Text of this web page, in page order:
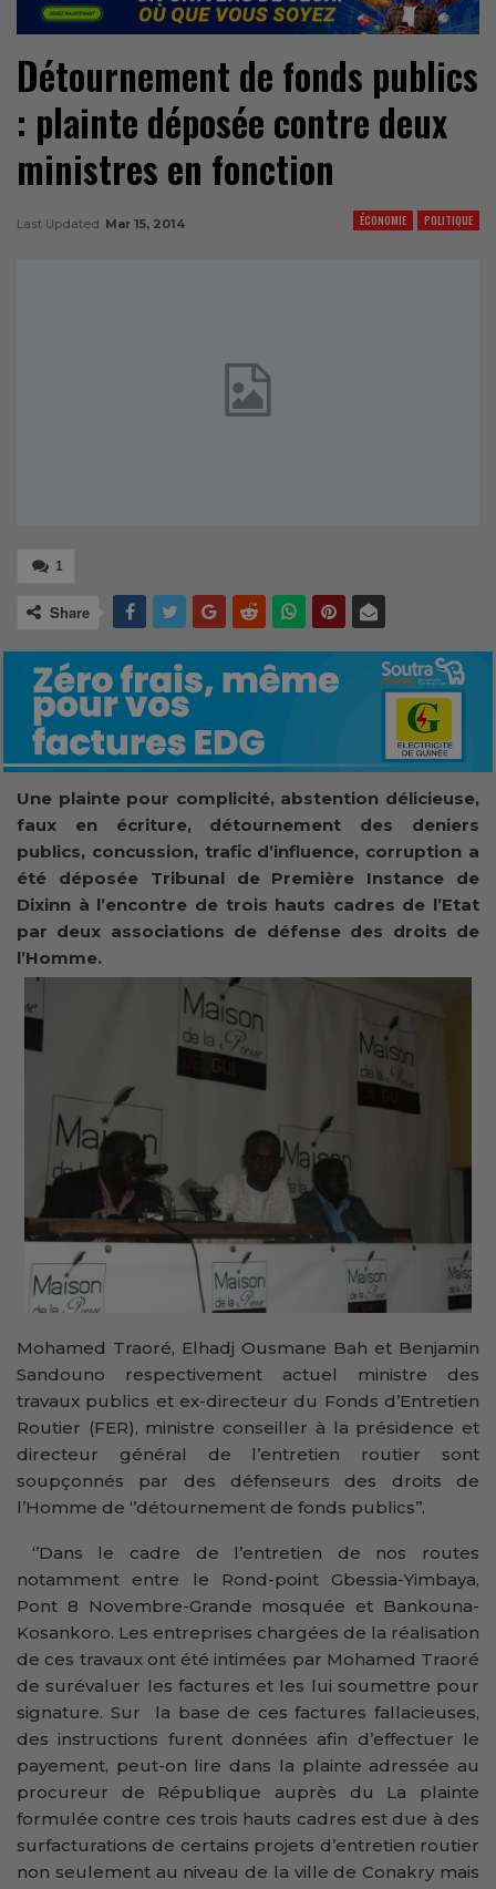
Détournement de fonds publics
: plainte déposée contre deux
ministres en fonction
ÉCONOMIE POLITIQUE
Last Updated Mar 15, 2014
1
Share
Une plainte pour complicité, abstention délicieuse,
faux en écriture, détournement des deniers
publics, concussion, trafic d’influence, corruption a
été déposée Tribunal de Première Instance de
Dixinn à l’encontre de trois hauts cadres de l’Etat
par deux associations de défense des droits de
l’Homme.
Mohamed Traoré, Elhadj Ousmane Bah et Benjamin
Sandouno respectivement actuel ministre des
travaux publics et ex-directeur du Fonds d’Entretien
Routier (FER), ministre conseiller à la présidence et
directeur général de l’entretien routier sont
soupçonnés par des défenseurs des droits de
l’Homme de ‘’détournement de fonds publics’’.
‘’Dans le cadre de l’entretien de nos routes
notamment entre le Rond-point Gbessia-Yimbaya,
Pont 8 Novembre-Grande mosquée et Bankouna-
Kosankoro. Les entreprises chargées de la réalisation
de ces travaux ont été intimées par Mohamed Traoré
de surévaluer les factures et les lui soumettre pour
signature. Sur la base de ces factures fallacieuses,
des instructions furent données afin d’effectuer le
payement, peut-on lire dans la plainte adressée au
procureur de République auprès du La plainte
formulée contre ces trois hauts cadres est due à des
surfacturations de certains projets d’entretien routier
non seulement au niveau de la ville de Conakry mais